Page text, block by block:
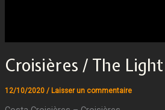
Croisières / The
12/10/2020 / Laisser un commentaire